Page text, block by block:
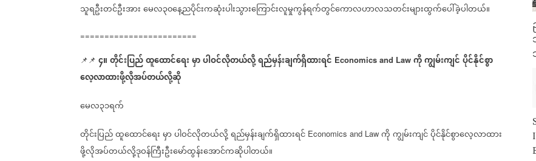
သူရဦးတင်ဦးအားမေလ၃၀နေ့ညပိုင်းကဆုံးပါးသွားကြောင်းလူမှုကွန်ရက်တွင်ကောလဟာလသတင်းများထွက်ပေါ်ခဲ့ပါတယ်။
========================
📌📌 ၄။တိုင်းပြည်ထူထောင်ရေးမှာပါဝင်လိုတယ်လို့ရည်မှန်းချက်ရှိထားရင် Economics and Law ကိုကျွမ်းကျင်ပိုင်နိုင်စွာ
လေ့လာထားဖို့လိုအပ်တယ်လို့ဆို
မေလ၃၁ရက်
တိုင်းပြည်ထူထောင်ရေးမှာပါဝင်လိုတယ်လို့ရည်မှန်းချက်ရှိထားရင် Economics and Law ကိုကျွမ်းကျင်ပိုင်နိုင်စွာလေ့လာထား
ဖို့လိုအပ်တယ်လို့ဒုဝန်ကြီးဦးမော်ထွန်းအောင်ကဆိုပါတယ်။